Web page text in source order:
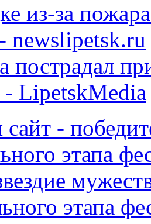
из-за
newslipetsk.ru
LipetskMedia
этапа